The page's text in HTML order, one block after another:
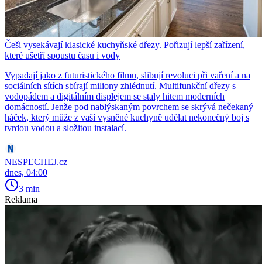
Češi vysekávají klasické kuchyňské dřezy. Pořizují lepší zařízení,
které ušetří spoustu času i vody
Vypadají jako z futuristického filmu, slibují revoluci při vaření a na
sociálních sítích sbírají miliony zhlédnutí. Multifunkční dřezy s
vodopádem a digitálním displejem se staly hitem moderních
domácností. Jenže pod nablýskaným povrchem se skrývá nečekaný
háček, který může z vaší vysněné kuchyně udělat nekonečný boj s
tvrdou vodou a složitou instalací.
NESPECHEJ.cz
dnes, 04:00
3 min
Reklama